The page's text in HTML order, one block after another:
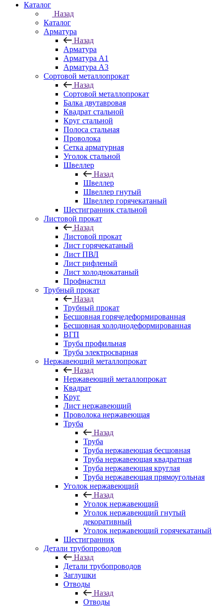
Каталог
Назад
Каталог
Арматура
Назад
Арматура
Арматура A1
Арматура А3
Сортовой металлопрокат
Назад
Сортовой металлопрокат
Балка двутавровая
Квадрат стальной
Круг стальной
Полоса стальная
Проволока
Сетка арматурная
Уголок стальной
Швеллер
Назад
Швеллер
Швеллер гнутый
Швеллер горячекатаный
Шестигранник стальной
Листовой прокат
Назад
Листовой прокат
Лист горячекатаный
Лист ПВЛ
Лист рифленый
Лист холоднокатаный
Профнастил
Трубный прокат
Назад
Трубный прокат
Бесшовная горячедеформированная
Бесшовная холоднодеформированная
ВГП
Труба профильная
Труба электросварная
Нержавеющий металлопрокат
Назад
Нержавеющий металлопрокат
Квадрат
Круг
Лист нержавеющий
Проволока нержавеющая
Труба
Назад
Труба
Труба нержавеющая бесшовная
Труба нержавеющая квадратная
Труба нержавеющая круглая
Труба нержавеющая прямоугольная
Уголок нержавеющий
Назад
Уголок нержавеющий
Уголок нержавеющий гнутый
декоративный
Уголок нержавеющий горячекатаный
Шестигранник
Детали трубопроводов
Назад
Детали трубопроводов
Заглушки
Отводы
Назад
Отводы